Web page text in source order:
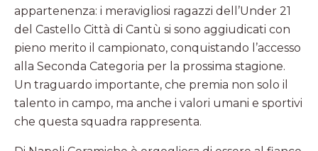
appartenenza: i meravigliosi ragazzi dell’Under 21
del Castello Città di Cantù si sono aggiudicati con
pieno merito il campionato, conquistando l’accesso
alla Seconda Categoria per la prossima stagione.
Un traguardo importante, che premia non solo il
talento in campo, ma anche i valori umani e sportivi
che questa squadra rappresenta.